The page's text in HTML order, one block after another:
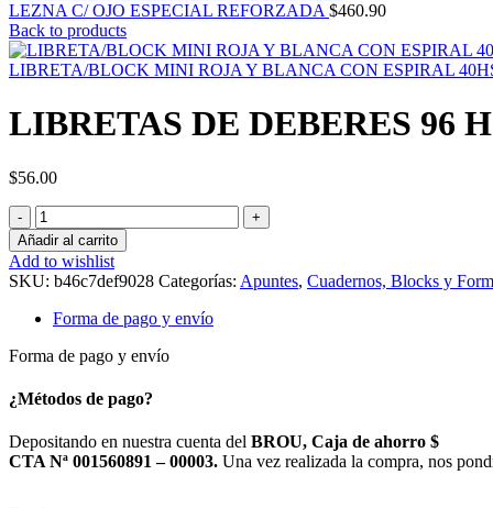
LEZNA C/ OJO ESPECIAL REFORZADA $460.90
Back to products
LIBRETA/BLOCK MINI ROJA Y BLANCA CON ESPIRAL
LIBRETAS DE DEBERES 96
$56.00
LIBRETAS
DE
DEBERES
96
H
CON
ESPIRAL
cantidad
Añadir al carrito
Add to wishlist
SKU: b46c7def9028 Categorías: Apuntes, Cuadernos, Blocks y
Forma de pago y envío
Forma de pago y envío
¿Métodos de pago?
Depositando en nuestra cuenta del BROU, Caja de ahorro $
CTA Nª 001560891 – 00003. Una vez realizada la compra, nos